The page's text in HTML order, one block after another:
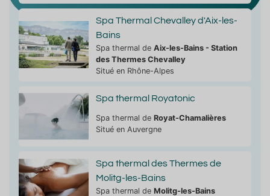
Spa Thermal Chevalley d'Aix-les-
Bains
Spa thermal de Aix-les-Bains - Station
des Thermes Chevalley
Situé en Rhône-Alpes
Spa thermal Royatonic
Spa thermal de Royat-Chamalières
Situé en Auvergne
Spa thermal des Thermes de
Molitg-les-Bains
Spa thermal de Molitg-les-Bains